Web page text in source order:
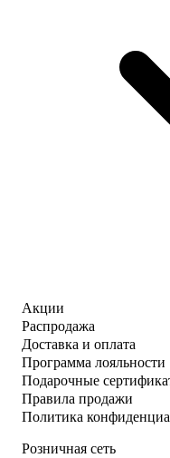
Акции
Распродажа
Доставка и оплата
Программа лояльности
Подарочные
Правила продажи
Политика
Розничная сеть